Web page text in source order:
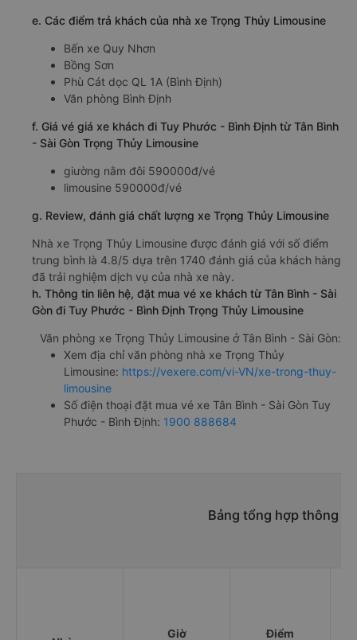
e. Các điểm trả khách của nhà xe Trọng Thủy Limousine
Bến xe Quy Nhơn
Bồng Sơn
Phù Cát dọc QL 1A (Bình Định)
Văn phòng Bình Định
f. Giá vé giá xe khách đi Tuy Phước - Bình Định từ Tân Bình
- Sài Gòn Trọng Thủy Limousine
giường nằm đôi 590000đ/vé
limousine 590000đ/vé
g. Review, đánh giá chất lượng xe Trọng Thủy Limousine
Nhà xe Trọng Thủy Limousine được đánh giá với số điểm
trung bình là 4.8/5 dựa trên 1740 đánh giá của khách hàng
đã trải nghiệm dịch vụ của nhà xe này.
h. Thông tin liên hệ, đặt mua vé xe khách từ Tân Bình - Sài
Gòn đi Tuy Phước - Bình Định Trọng Thủy Limousine
Văn phòng xe Trọng Thủy Limousine ở Tân Bình - Sài Gòn:
Xem địa chỉ văn phòng nhà xe Trọng Thủy
Limousine: https://vexere.com/vi-VN/xe-trong-thuy-
limousine
Số điện thoại đặt mua vé xe Tân Bình - Sài Gòn Tuy
Phước - Bình Định: 1900 888684
Bảng tổng hợp thông
Giờ Điểm